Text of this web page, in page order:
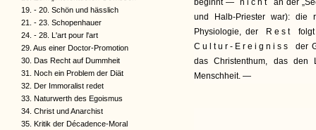
19. - 20. Schön und hässlich
21. - 23. Schopenhauer
24. - 28. L'art pour l'art
29. Aus einer Doctor-Promotion
30. Das Recht auf Dummheit
31. Noch ein Problem der Diät
32. Der Immoralist redet
33. Naturwerth des Egoismus
34. Christ und Anarchist
35. Kritik der Décadence-Moral
beginnt — nicht an der
und Halb-Priester war):
Physiologie, der
Rest
Cultur-Ereigniss der
das Christenthum, das den
Menschheit. —